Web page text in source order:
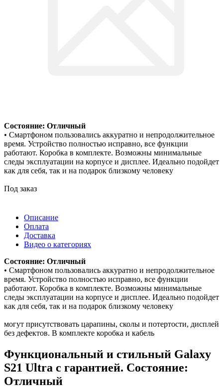
Состояние: Отличный
• Смартфоном пользовались аккуратно и непродолжительное
время. Устройство полностью исправно, все функции
работают. Коробка в комплекте. Возможны минимальные
следы эксплуатации на корпусе и дисплее. Идеально подойдет
как для себя, так и на подарок близкому человеку
Под заказ
Описание
Оплата
Доставка
Видео о категориях
Состояние: Отличный
• Смартфоном пользовались аккуратно и непродолжительное
время. Устройство полностью исправно, все функции
работают. Коробка в комплекте. Возможны минимальные
следы эксплуатации на корпусе и дисплее. Идеально подойдет
как для себя, так и на подарок близкому человеку
могут присутствовать царапины, сколы и потертости, дисплей
без дефектов. В комплекте коробка и кабель
Функциональный и стильный Galaxy
S21 Ultra с гарантией. Состояние:
Отличный